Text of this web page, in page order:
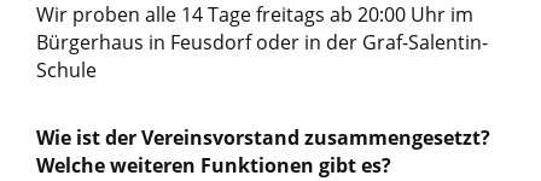
Wir proben alle 14 Tage freitags ab 20:00 Uhr im
Bürgerhaus in Feusdorf oder in der Graf-Salentin-
Schule
Wie ist der Vereinsvorstand zusammengesetzt?
Welche weiteren Funktionen gibt es?